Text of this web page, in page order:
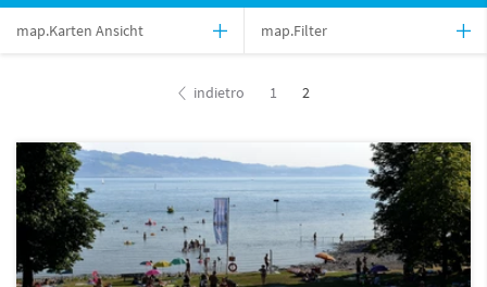
map.Karten Ansicht map.Filter
indietro 1 2